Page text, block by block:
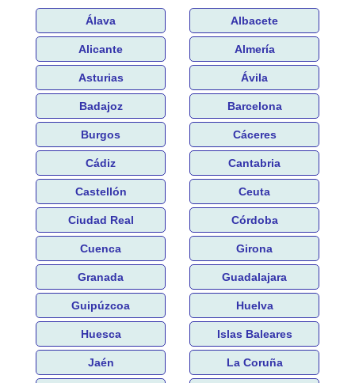
Álava Albacete
Alicante Almería
Asturias Ávila
Badajoz Barcelona
Burgos Cáceres
Cádiz Cantabria
Castellón Ceuta
Ciudad Real Córdoba
Cuenca Girona
Granada Guadalajara
Guipúzcoa Huelva
Huesca Islas Baleares
Jaén La Coruña